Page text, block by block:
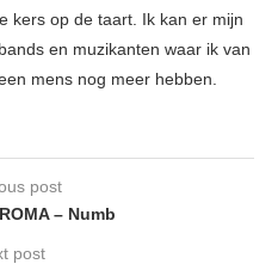
kers op de taart. Ik kan er mijn
en muzikanten waar ik van
mens nog meer hebben.
post
– Numb
post